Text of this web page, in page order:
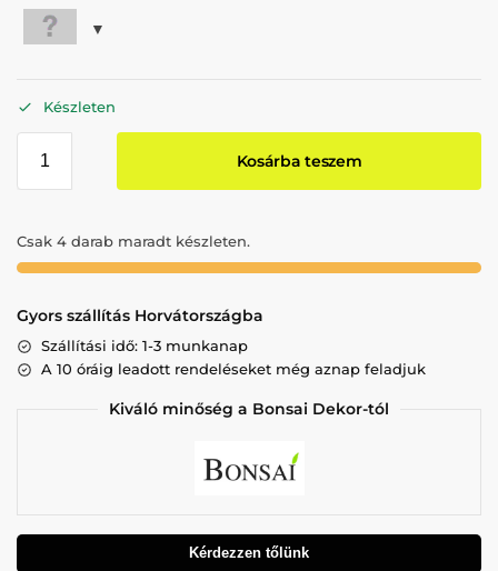
Készleten
Kosárba teszem
Csak 4 darab maradt készleten.
Gyors szállítás Horvátországba
Szállítási idő: 1-3 munkanap
A 10 óráig leadott rendeléseket még aznap feladjuk
Kiváló minőség a Bonsai Dekor-tól
Kérdezzen tőlünk